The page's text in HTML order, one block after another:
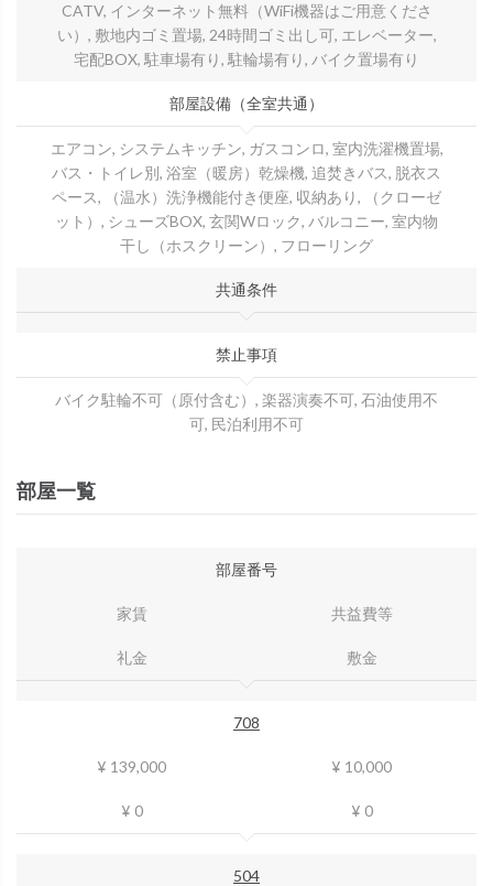
CATV, インターネット無料（WiFi機器はご用意くださ
い）, 敷地内ゴミ置場, 24時間ゴミ出し可, エレベーター,
宅配BOX, 駐車場有り, 駐輪場有り, バイク置場有り
部屋設備（全室共通）
エアコン, システムキッチン, ガスコンロ, 室内洗濯機置場,
バス・トイレ別, 浴室（暖房）乾燥機, 追焚きバス, 脱衣ス
ペース, （温水）洗浄機能付き便座, 収納あり, （クローゼ
ット）, シューズBOX, 玄関Wロック, バルコニー, 室内物
干し（ホスクリーン）, フローリング
共通条件
禁止事項
バイク駐輪不可（原付含む）, 楽器演奏不可, 石油使用不
可, 民泊利用不可
部屋一覧
部屋番号
家賃 共益費等
礼金 敷金
708
¥ 139,000 ¥ 10,000
¥ 0 ¥ 0
504